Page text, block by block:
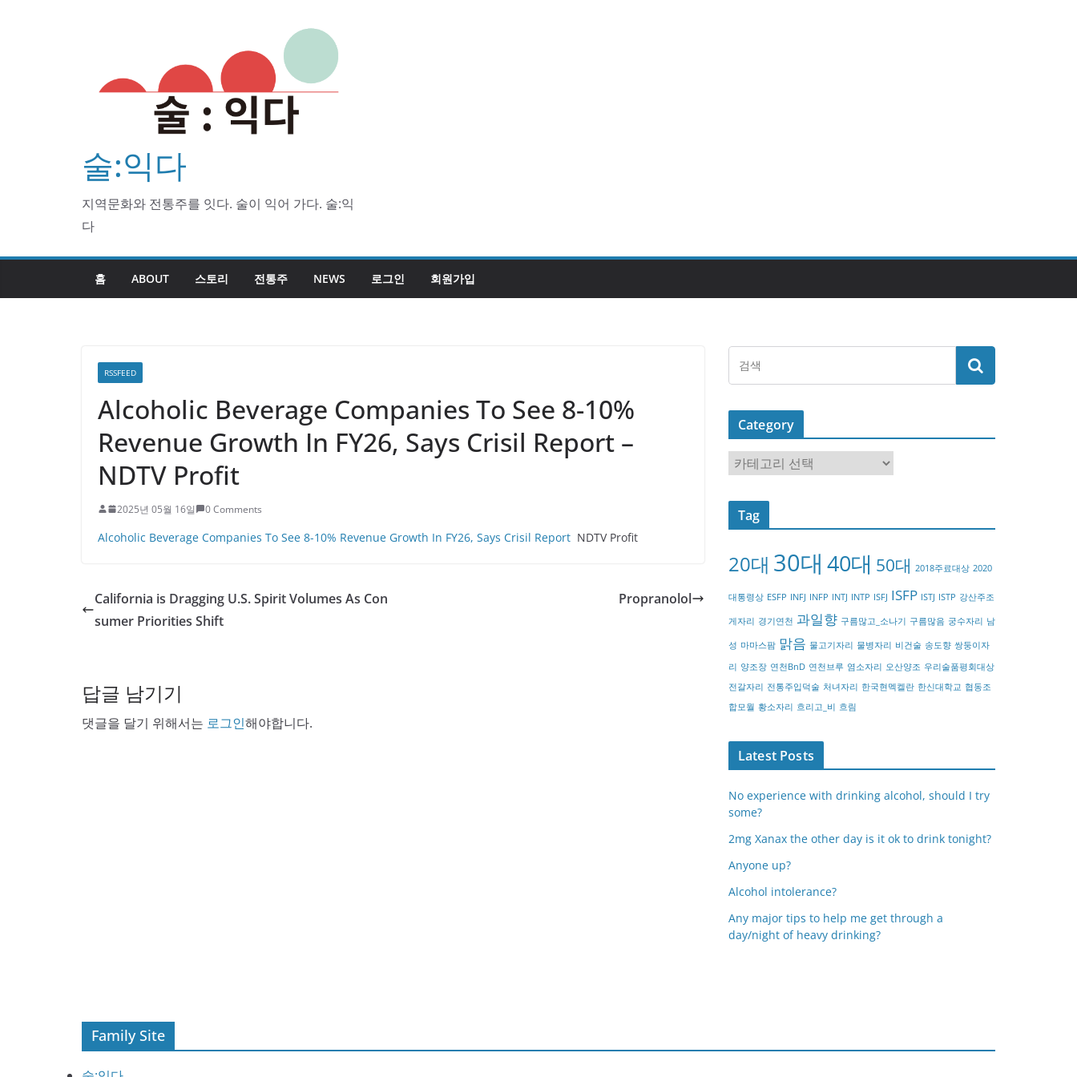
술:익다
지역문화와 전통주를 잇다. 술이 익어 가다. 술:익
다
홈 ABOUT 스토리 전통주 NEWS 로그인 회원가입
RSSFEED
Alcoholic Beverage Companies To See 8-10%
Revenue Growth In FY26, Says Crisil Report –
NDTV Profit
2025년 05월 16일 0 Comments
Alcoholic Beverage Companies To See 8-10% Revenue Growth In FY26, Says Crisil Report NDTV Profit
California is Dragging U.S. Spirit Volumes As Con
sumer Priorities Shift
Propranolol
답글 남기기
댓글을 달기 위해서는 로그인해야합니다.
Category
a
t
o
y
Tag
20대 30대 40대 50대 2018주료대상 2020
대통령상 ESFP INFJ INFP INTJ INTP ISFJ ISFP ISTJ ISTP 강산주조
게자리 경기연천 과일향 구름많고_소나기 구름많음 궁수자리 남
성 마마스팜 맑음 물고기자리 물병자리 비건술 송도향 쌍둥이자
리 양조장 연천BnD 연천브루 염소자리 오산양조 우리술품평회대상
전갈자리 전통주입덕술 처녀자리 한국현멕켈란 한신대학교 협동조
합모월 황소자리 흐리고_비 흐림
Latest Posts
No experience with drinking alcohol, should I try
some?
2mg Xanax the other day is it ok to drink tonight?
Anyone up?
Alcohol intolerance?
Any major tips to help me get through a
day/night of heavy drinking?
Family Site